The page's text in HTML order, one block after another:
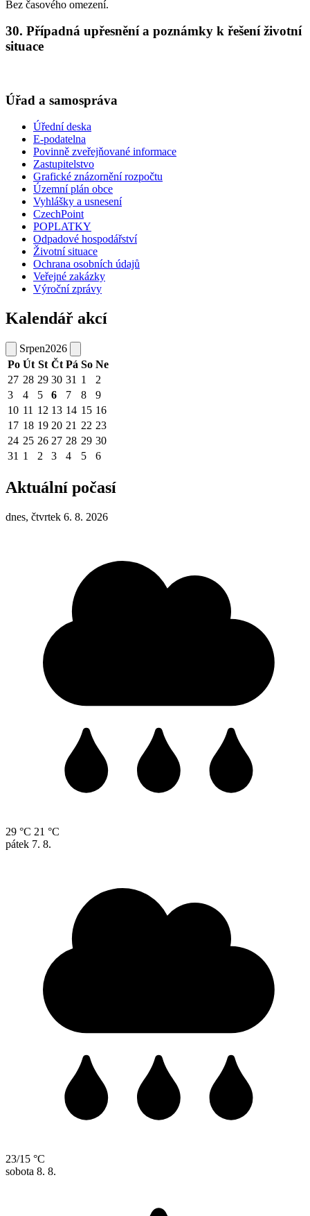
Bez časového omezení.
30. Případná upřesnění a poznámky k řešení životní
situace
Úřad a samospráva
Úřední deska
E-podatelna
Povinně zveřejňované informace
Zastupitelstvo
Grafické znázornění rozpočtu
Územní plán obce
Vyhlášky a usnesení
CzechPoint
POPLATKY
Odpadové hospodářství
Životní situace
Ochrana osobních údajů
Veřejné zakázky
Výroční zprávy
Kalendář akcí
Srpen2026
Po Út St Čt Pá So Ne
27 28 29 30 31 1
2
3
4 5 6 7 8
9
10 11 12 13 14 15 16
17 18 19 20 21 22 23
24 25 26 27 28 29 30
31 1 2 3 4 5 6
Aktuální počasí
dnes, čtvrtek 6. 8. 2026
29 °C 21 °C
pátek 7. 8.
23/15 °C
sobota 8. 8.